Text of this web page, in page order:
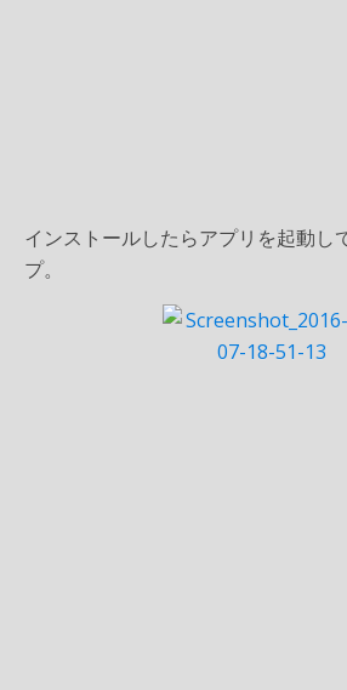
インストールしたらアプリを起動し
プ。